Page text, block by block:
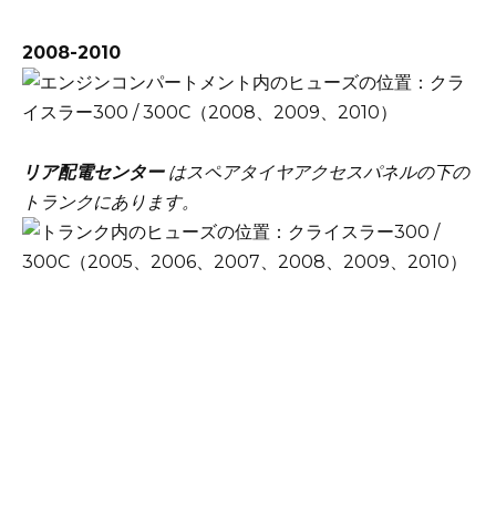
2008-2010
リア配電センターはスペアタイヤアクセスパネルの下の
トランクにあります。